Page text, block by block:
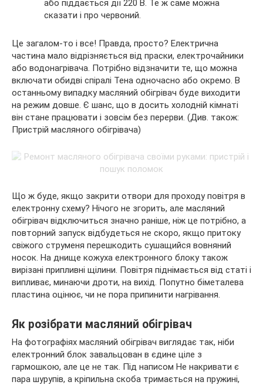
або піддається дії 220 В. Те ж саме можна
сказати і про червоний.
Це загалом-то і все! Правда, просто? Електрична
частина мало відрізняється від праски, електрочайники
або водонагрівача. Потрібно відзначити те, що можна
включати обидві спіралі Тена одночасно або окремо. В
останньому випадку масляний обігрівач буде виходити
на режим довше. Є шанс, що в досить холодній кімнаті
він стане працювати і зовсім без перерви. (Див. також:
Пристрій масляного обігрівача)
Що ж буде, якщо закрити отвори для проходу повітря в
електронну схему? Нічого не згорить, але масляний
обігрівач відключиться значно раніше, ніж це потрібно, а
повторний запуск відбудеться не скоро, якщо притоку
свіжого струменя перешкодить сушащийся вовняний
носок. На днище кожуха електронного блоку також
вирізані припливні щілини. Повітря піднімається від статі і
випливає, минаючи дроти, на вихід. Попутно біметалева
пластина оцінює, чи не пора припинити нагрівання.
Як розібрати масляний обігрівач
На фотографіях масляний обігрівач виглядає так, ніби
електронний блок завальцован в єдине ціле з
гармошкою, але це не так. Під написом Не накривати є
пара шурупів, а кріпильна скоба тримається на пружині,